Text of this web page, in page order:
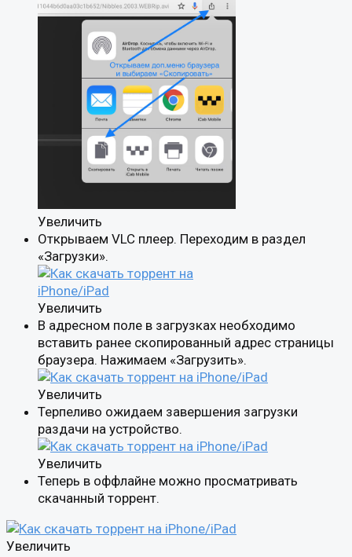
Увеличить
Открываем VLC плеер. Переходим в раздел
«Загрузки».
Увеличить
В адресном поле в загрузках необходимо
вставить ранее скопированный адрес страницы
браузера. Нажимаем «Загрузить».
Увеличить
Терпеливо ожидаем завершения загрузки
раздачи на устройство.
Увеличить
Теперь в оффлайне можно просматривать
скачанный торрент.
Увеличить